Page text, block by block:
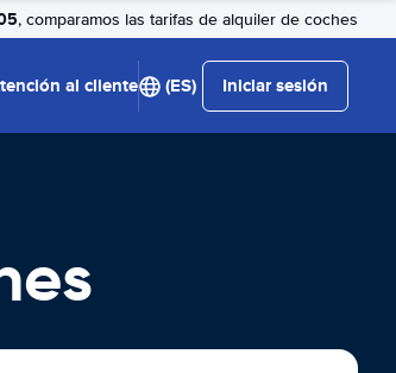
, comparamos las tarifas de alquiler de coches
al cliente (ES) Iniciar sesión